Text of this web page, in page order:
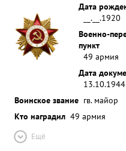
Дата
__.__.1920
Военно-
пункт
49 армия
Дата
13.10.1944
Воинское звание гв. майор
Кто наградил 49 армия
Ещё